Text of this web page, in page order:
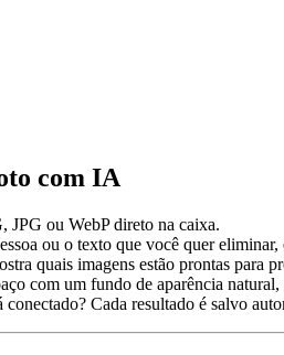
com IA
ou WebP direto na caixa.
ou o texto que você quer
quais imagens estão prontas para
com um fundo de aparência
Cada resultado é salvo